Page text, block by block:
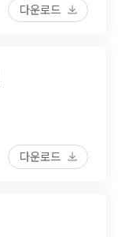
다운로드
다운로드